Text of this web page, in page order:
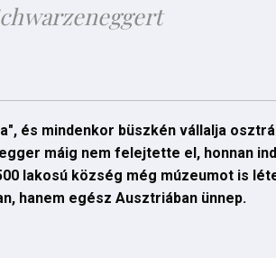
és mindenkor büszkén vállalja
máig nem felejtette el, honnan
lakosú község még múzeumot is
hanem egész Ausztriában ünnep.